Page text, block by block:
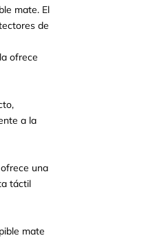
mate. El
de
ofrece
a la
una
táctil
mate